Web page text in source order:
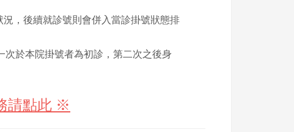
，後續就診號則會併入當診掛號狀態排
次於本院掛號者為初診，第二次之後身
請點此 ※